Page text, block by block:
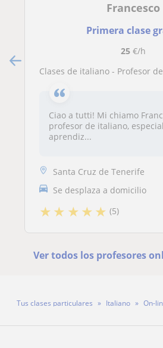
Francesco
Primera clase
25€/h
Clases de italiano - Profesor de italiano con
Ciao a tutti! Mi chiamo
profesor de italiano,
aprendiz...
Santa Cruz de Tenerife
Se desplaza a domicilio
★★ ★★★ (5)
Ver todos los profesores
Tus clases particulares Italiano On-